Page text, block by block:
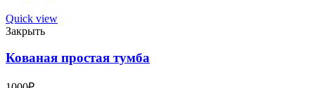
Quick view
Закрыть
Кованая простая тумба